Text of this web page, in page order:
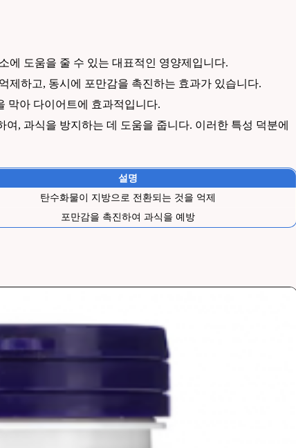
에 도움을 줄 수 있는 대표적인 영양제입니다.
제하고, 동시에 포만감을 촉진하는 효과가 있습니다.
막아 다이어트에 효과적입니다.
, 과식을 방지하는 데 도움을 줍니다. 이러한 특성 덕분에
설명
탄수화물이 지방으로 전환되는 것을 억제
포만감을 촉진하여 과식을 예방